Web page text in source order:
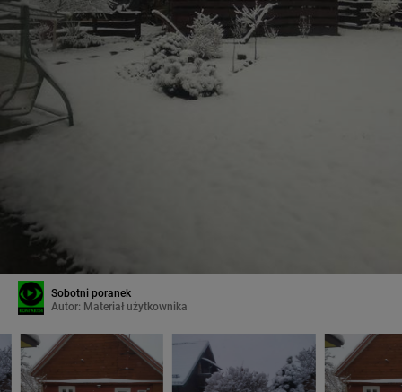
Sobotni poranek
Autor: Materiał użytkownika